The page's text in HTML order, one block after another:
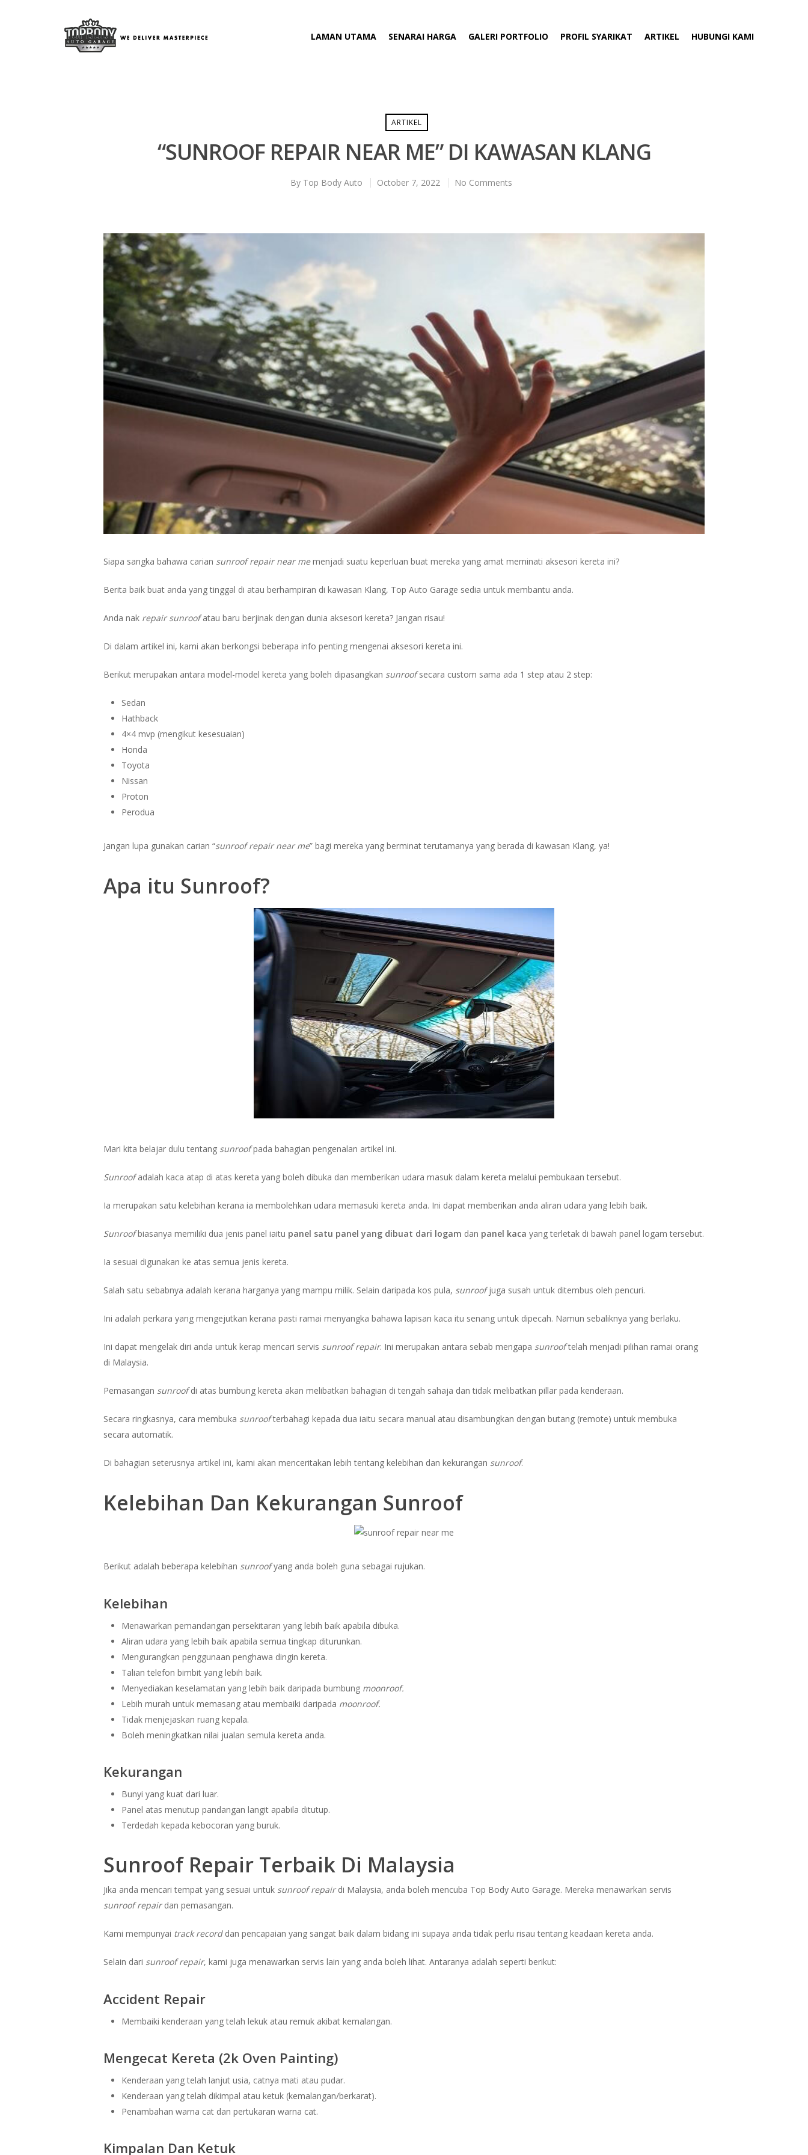
Hit enter to search or ESC to close
LAMAN UTAMA SENARAI HARGA GALERI PORTFOLIO PROFIL SYARIKAT ARTIKEL HUBUNGI KAMI
ARTIKEL
“SUNROOF REPAIR NEAR ME” DI KAWASAN KLANG
By Top Body Auto October 7, 2022 No Comments
Siapa sangka bahawa carian sunroof repair near memenjadi suatu keperluan buat mereka yang amat meminati aksesori kereta ini?
Berita baik buat anda yang tinggal di atau berhampiran di kawasan Klang, Top Auto Garage sedia untuk membantu anda.
Anda nak repair sunroofatau baru berjinak dengan dunia aksesori kereta? Jangan risau!
Di dalam artikel ini, kami akan berkongsi beberapa info penting mengenai aksesori kereta ini.
Berikut merupakan antara model-model kereta yang boleh dipasangkan sunroofsecara custom sama ada 1 step atau 2 step:
Sedan
Hathback
4×4 mvp (mengikut kesesuaian)
Honda
Toyota
Nissan
Proton
Perodua
Jangan lupa gunakan carian “sunroof repair near me” bagi mereka yang berminat terutamanya yang berada di kawasan Klang, ya!
Apa itu Sunroof?
Mari kita belajar dulu tentang sunroofpada bahagian pengenalan artikel ini.
Sunroofadalah kaca atap di atas kereta yang boleh dibuka dan memberikan udara masuk dalam kereta melalui pembukaan tersebut.
Ia merupakan satu kelebihan kerana ia membolehkan udara memasuki kereta anda. Ini dapat memberikan anda aliran udara yang lebih baik.
Sunroofbiasanya memiliki dua jenis panel iaitu panel satu panel yang dibuat dari logam dan panel kaca yang terletak di bawah panel logam tersebut.
Ia sesuai digunakan ke atas semua jenis kereta.
Salah satu sebabnya adalah kerana harganya yang mampu milik. Selain daripada kos pula, sunroofjuga susah untuk ditembus oleh pencuri.
Ini adalah perkara yang mengejutkan kerana pasti ramai menyangka bahawa lapisan kaca itu senang untuk dipecah. Namun sebaliknya yang berlaku.
Ini dapat mengelak diri anda untuk kerap mencari servis sunroof repair. Ini merupakan antara sebab mengapa sunrooftelah menjadi pilihan ramai orang
di Malaysia.
Pemasangan sunroofdi atas bumbung kereta akan melibatkan bahagian di tengah sahaja dan tidak melibatkan pillar pada kenderaan.
Secara ringkasnya, cara membuka sunroofterbahagi kepada dua iaitu secara manual atau disambungkan dengan butang (remote) untuk membuka
secara automatik.
Di bahagian seterusnya artikel ini, kami akan menceritakan lebih tentang kelebihan dan kekurangan sunroof.
Kelebihan Dan Kekurangan Sunroof
Berikut adalah beberapa kelebihan sunroofyang anda boleh guna sebagai rujukan.
Kelebihan
Menawarkan pemandangan persekitaran yang lebih baik apabila dibuka.
Aliran udara yang lebih baik apabila semua tingkap diturunkan.
Mengurangkan penggunaan penghawa dingin kereta.
Talian telefon bimbit yang lebih baik.
Menyediakan keselamatan yang lebih baik daripada bumbung moonroof.
Lebih murah untuk memasang atau membaiki daripada moonroof.
Tidak menjejaskan ruang kepala.
Boleh meningkatkan nilai jualan semula kereta anda.
Kekurangan
Bunyi yang kuat dari luar.
Panel atas menutup pandangan langit apabila ditutup.
Terdedah kepada kebocoran yang buruk.
Sunroof Repair Terbaik Di Malaysia
Jika anda mencari tempat yang sesuai untuk sunroof repairdi Malaysia, anda boleh mencuba Top Body Auto Garage. Mereka menawarkan servis
sunroof repairdan pemasangan.
Kami mempunyai track recorddan pencapaian yang sangat baik dalam bidang ini supaya anda tidak perlu risau tentang keadaan kereta anda.
Selain dari sunroof repair, kami juga menawarkan servis lain yang anda boleh lihat. Antaranya adalah seperti berikut:
Accident Repair
Membaiki kenderaan yang telah lekuk atau remuk akibat kemalangan.
Mengecat Kereta (2k Oven Painting)
Kenderaan yang telah lanjut usia, catnya mati atau pudar.
Kenderaan yang telah dikimpal atau ketuk (kemalangan/berkarat).
Penambahan warna cat dan pertukaran warna cat.
Kimpalan Dan Ketuk